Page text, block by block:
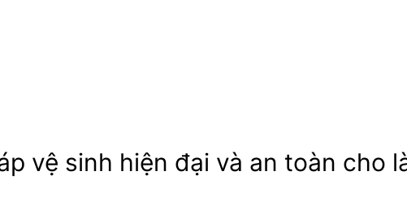
vệ sinh hiện đại và an toàn cho